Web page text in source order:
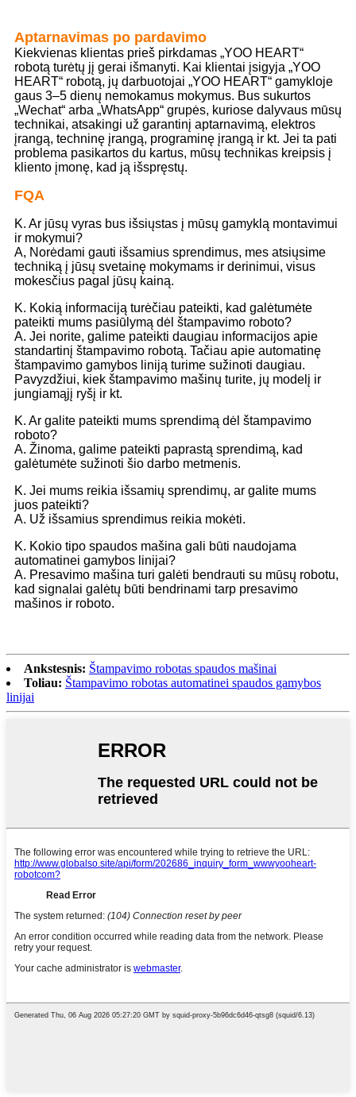
Aptarnavimas po pardavimo
Kiekvienas klientas prieš pirkdamas „YOO HEART“
robotą turėtų jį gerai išmanyti. Kai klientai įsigyja „YOO
HEART“ robotą, jų darbuotojai „YOO HEART“ gamykloje
gaus 3–5 dienų nemokamus mokymus. Bus sukurtos
„Wechat“ arba „WhatsApp“ grupės, kuriose dalyvaus mūsų
technikai, atsakingi už garantinį aptarnavimą, elektros
įrangą, techninę įrangą, programinę įrangą ir kt. Jei ta pati
problema pasikartos du kartus, mūsų technikas kreipsis į
kliento įmonę, kad ją išspręstų.
FQA
K. Ar jūsų vyras bus išsiųstas į mūsų gamyklą montavimui
ir mokymui?
A, Norėdami gauti išsamius sprendimus, mes atsiųsime
techniką į jūsų svetainę mokymams ir derinimui, visus
mokesčius pagal jūsų kainą.
K. Kokią informaciją turėčiau pateikti, kad galėtumėte
pateikti mums pasiūlymą dėl štampavimo roboto?
A. Jei norite, galime pateikti daugiau informacijos apie
standartinį štampavimo robotą. Tačiau apie automatinę
štampavimo gamybos liniją turime sužinoti daugiau.
Pavyzdžiui, kiek štampavimo mašinų turite, jų modelį ir
jungiamąjį ryšį ir kt.
K. Ar galite pateikti mums sprendimą dėl štampavimo
roboto?
A. Žinoma, galime pateikti paprastą sprendimą, kad
galėtumėte sužinoti šio darbo metmenis.
K. Jei mums reikia išsamių sprendimų, ar galite mums
juos pateikti?
A. Už išsamius sprendimus reikia mokėti.
K. Kokio tipo spaudos mašina gali būti naudojama
automatinei gamybos linijai?
A. Presavimo mašina turi galėti bendrauti su mūsų robotu,
kad signalai galėtų būti bendrinami tarp presavimo
mašinos ir roboto.
Ankstesnis: Štampavimo robotas spaudos mašinai
Toliau: Štampavimo robotas automatinei spaudos gamybos
linijai